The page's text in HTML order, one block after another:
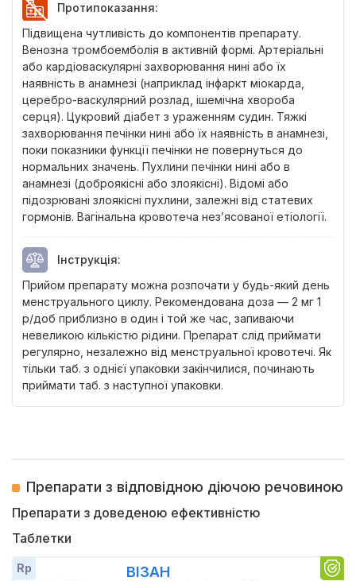
Протипоказання:
Підвищена чутливість до компонентів препарату.
Венозна тромбоемболія в активній формі. Артеріальні
або кардіоваскулярні захворювання нині або їх
наявність в анамнезі (наприклад інфаркт міокарда,
церебро-васкулярний розлад, ішемічна хвороба
серця). Цукровий діабет з ураженням судин. Тяжкі
захворювання печінки нині або їх наявність в анамнезі,
поки показники функції печінки не повернуться до
нормальних значень. Пухлини печінки нині або в
анамнезі (доброякісні або злоякісні). Відомі або
підозрювані злоякісні пухлини, залежні від статевих
гормонів. Вагінальна кровотеча нез’ясованої етіології.
Інструкція:
Прийом препарату можна розпочати у будь-який день
менструального циклу. Рекомендована доза — 2 мг 1
р/доб приблизно в один і той же час, запиваючи
невеликою кількістю рідини. Препарат слід приймати
регулярно, незалежно від менструальної кровотечі. Як
тільки таб. з однієї упаковки закінчилися, починають
приймати таб. з наступної упаковки.
Препарати з відповідною діючою речовиною
Препарати з доведеною ефективністю
Таблетки
Rp ВІЗАН